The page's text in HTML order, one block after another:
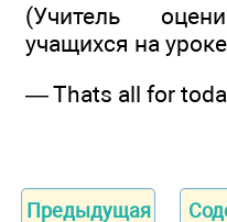
(Учитель
учащихся на
— Thats all for
Предыдущая